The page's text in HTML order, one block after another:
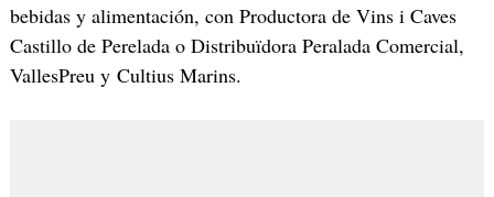
bebidas y alimentación, con Productora de Vins i Caves
Castillo de Perelada o Distribuïdora Peralada Comercial,
VallesPreu y Cultius Marins.